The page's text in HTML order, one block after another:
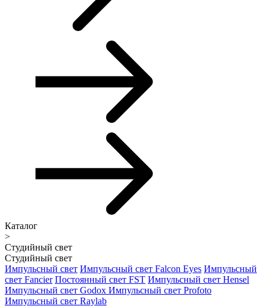
Каталог
>
Студийный свет
Студийный свет
Импульсный свет Импульсный свет Falcon Eyes Импульсный
свет Fancier Постоянный свет FST Импульсный свет Hensel
Импульсный свет Godox Импульсный свет Profoto
Импульсный свет Raylab